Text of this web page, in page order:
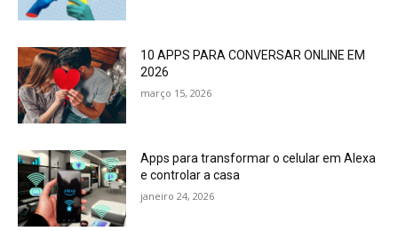
10 APPS PARA CONVERSAR ONLINE EM
2026
março 15, 2026
Apps para transformar o celular em Alexa
e controlar a casa
janeiro 24, 2026